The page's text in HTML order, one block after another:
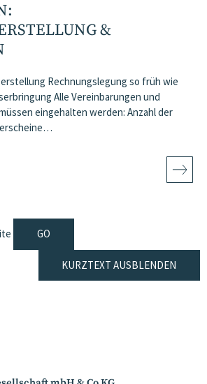
&
Rechnungslegung so früh wie
Alle Vereinbarungen und
eingehalten werden: Anzahl der
KURZTEXT AUSBLENDEN